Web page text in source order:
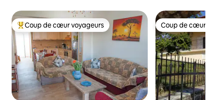
Coup de cœur voyageurs parmi les plus aimés
Coup de cœur voyageurs Coup de cœur
Coup de cœur